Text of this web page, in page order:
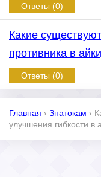
Ответы (0)
Какие
противника в
Ответы (0)
Главная › Знатокам ›
улучшения гибкости в